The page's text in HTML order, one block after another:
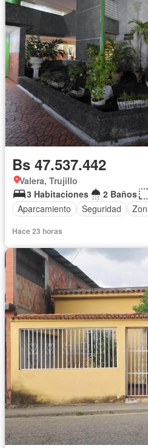
Bs 47.537.442
Valera, Trujillo
3 Habitaciones
2 Baños
Aparcamiento
Seguridad
Hace 23 horas